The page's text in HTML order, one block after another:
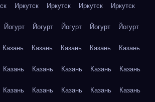
Иркутск Иркутск Иркутск Иркутск
Йогурт Йогурт Йогурт Йогурт Йогурт
Казань Казань Казань Казань Казань
Казань Казань Казань Казань Казань
Казань Казань Казань Казань Казань